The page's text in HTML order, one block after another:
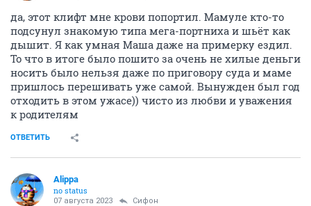
да, этот клифт мне крови попортил. Мамуле кто-то
подсунул знакомую типа мега-портниха и шьёт как
дышит. Я как умная Маша даже на примерку ездил.
То что в итоге было пошито за очень не хилые деньги
носить было нельзя даже по приговору суда и маме
пришлось перешивать уже самой. Вынужден был год
отходить в этом ужасе)) чисто из любви и уважения
к родителям
ОТВЕТИТЬ
Alippa
no status
07 августа 2023 Сифон